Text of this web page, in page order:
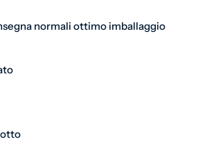
normali ottimo imballaggio